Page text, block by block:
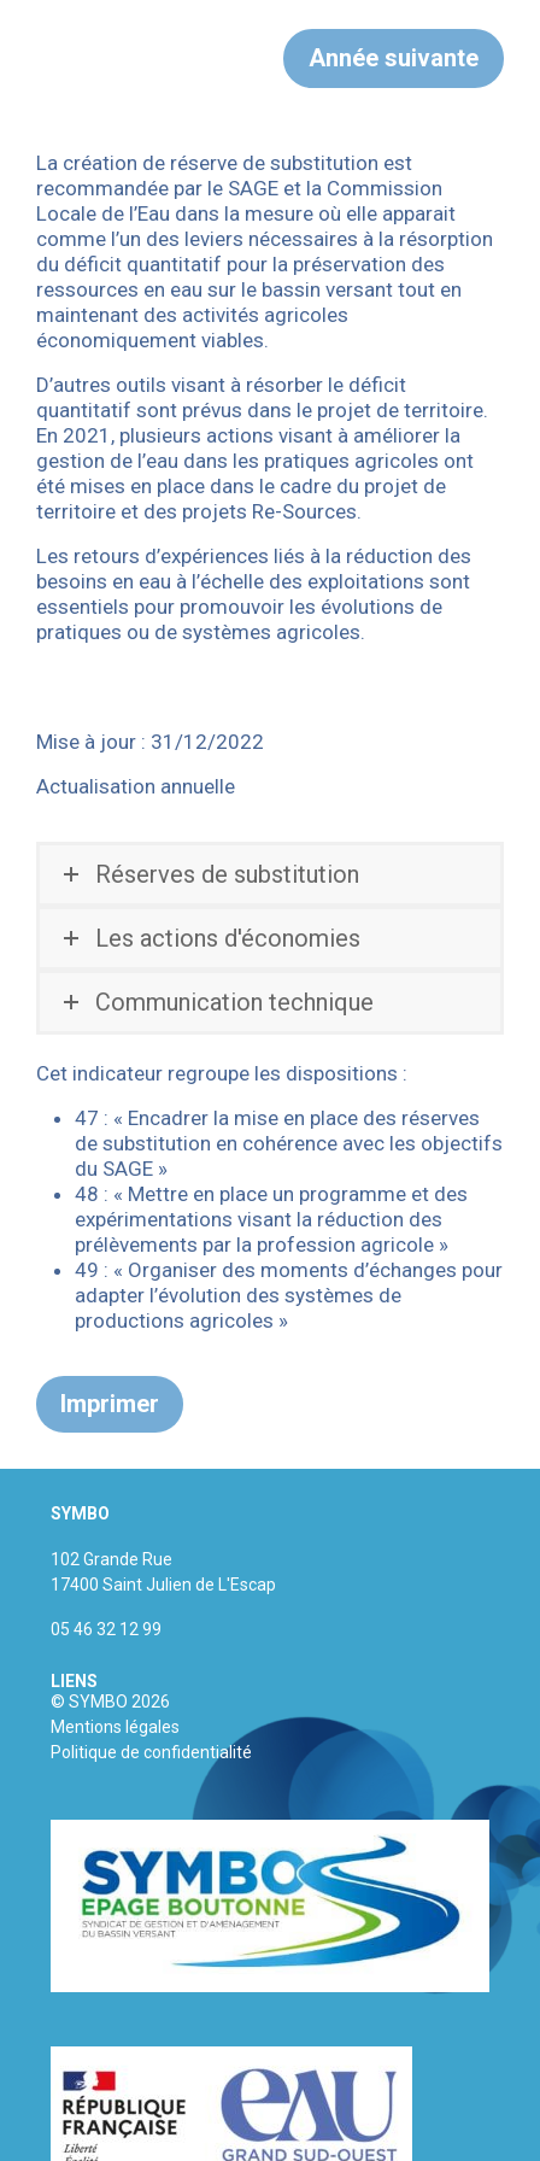
-- Economies d’eau agricole
-- Economies d’eau des EPCI
-- Economies d’eau potable
-- Jardinerie et pesticides
Année suivante
La création de réserve de substitution est
recommandée par le SAGE et la Commission
Locale de l’Eau dans la mesure où elle apparait
comme l’un des leviers nécessaires à la résorption
du déficit quantitatif pour la préservation des
ressources en eau sur le bassin versant tout en
maintenant des activités agricoles
économiquement viables.
D’autres outils visant à résorber le déficit
quantitatif sont prévus dans le projet de territoire.
En 2021, plusieurs actions visant à améliorer la
gestion de l’eau dans les pratiques agricoles ont
été mises en place dans le cadre du projet de
territoire et des projets Re-Sources.
Les retours d’expériences liés à la réduction des
besoins en eau à l’échelle des exploitations sont
essentiels pour promouvoir les évolutions de
pratiques ou de systèmes agricoles.
Mise à jour : 31/12/2022
Actualisation annuelle
Réserves de substitution
Les actions d'économies
Communication technique
Cet indicateur regroupe les dispositions :
47 : « Encadrer la mise en place des réserves
de substitution en cohérence avec les objectifs
du SAGE »
48 : « Mettre en place un programme et des
expérimentations visant la réduction des
prélèvements par la profession agricole »
49 : « Organiser des moments d’échanges pour
adapter l’évolution des systèmes de
productions agricoles »
Imprimer
SYMBO
102 Grande Rue
17400 Saint Julien de L'Escap
05 46 32 12 99
LIENS
© SYMBO 2026
Mentions légales
Politique de confidentialité